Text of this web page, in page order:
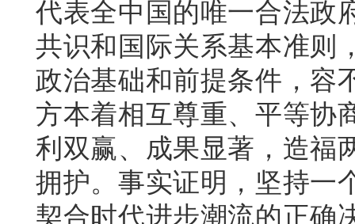
代表全中国的唯一合法政
共识和国际关系基本准则
政治基础和前提条件，容
方本着相互尊重、平等协
利双赢、成果显著，造福
拥护。事实证明，坚持一
契合时代进步潮流的正确